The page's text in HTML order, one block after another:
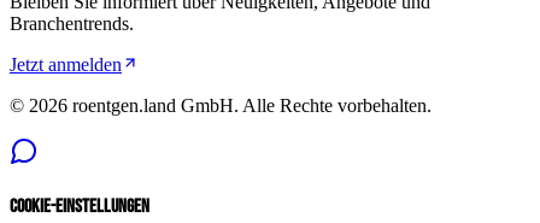
Branchentrends.
Jetzt anmelden
© 2026 roentgen.land GmbH. Alle Rechte vorbehalten.
Cookie-Einstellungen